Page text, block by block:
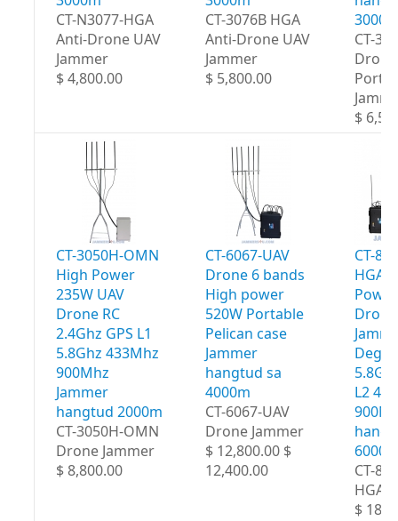
CT-N3077-HGA
Anti-Drone UAV
Jammer
$ 4,800.00
CT-3076B HGA
Anti-Drone UAV
Jammer
$ 5,800.00
CT-
$
CT-3050H-OMN
High Power
235W UAV
Drone RC
2.4Ghz GPS L1
5.8Ghz 433Mhz
900Mhz
Jammer
hangtud 2000m
CT-3050H-OMN
Drone Jammer
$ 8,800.00
CT-6067-UAV
Drone 6 bands
High power
520W Portable
Pelican case
Jammer
hangtud sa
4000m
CT-6067-UAV
Drone Jammer
$ 12,800.00 $
12,400.00
CT-
HGA
L2
CT-
HGA
$